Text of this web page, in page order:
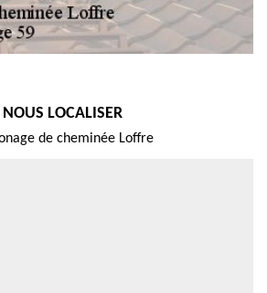
NOUS LOCALISER
de cheminée Loffre